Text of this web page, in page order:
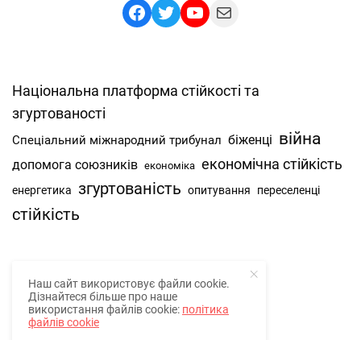
Facebook
TwitterYouTube
Mail
Національна платформа стійкості та
згуртованості
Спеціальний міжнародний трибунал біженці війна
допомога союзників економіка економічна стійкість
енергетика згуртованість опитування переселенці
стійкість
Про нас
Наша спільнота
Наш сайт використовує файли cookie.
Дізнайтеся більше про наше
використання файлів cookie: політика
файлів cookie